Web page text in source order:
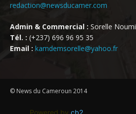
redaction@newsducamer.com
Admin & Commercial : Sorelle Noumi
Tél. : (+237) 696 96 95 35
Email : kamdemsorelle@yahoo.fr
© News du Cameroun 2014